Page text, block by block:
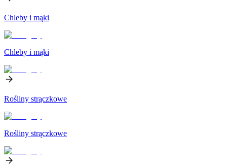
Chleby i mąki
Chleby i mąki
Rośliny strączkowe
Rośliny strączkowe